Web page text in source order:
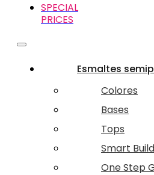
SPECIAL
PRICES
Esmaltes
Colores
Bases
Tops
Smart
One Step